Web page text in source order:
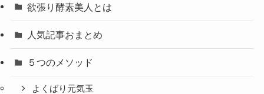
欲張り酵素美人とは
人気記事おまとめ
５つのメソッド
よくばり元気玉